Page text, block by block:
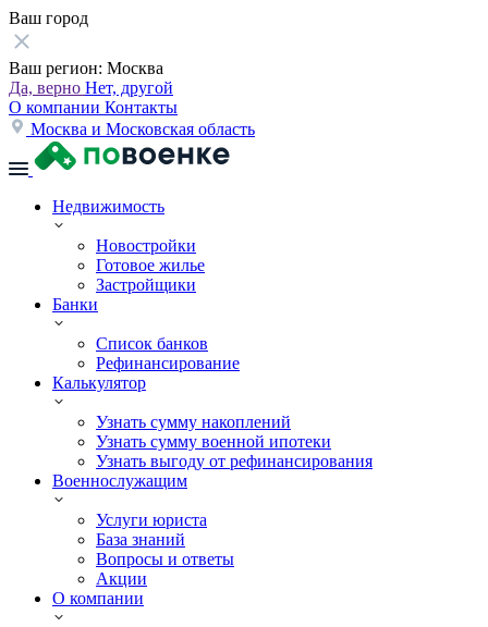
Ваш город
Ваш регион: Москва
Да, верно Нет, другой
О компании Контакты
Москва и Московская область
Недвижимость
Новостройки
Готовое жилье
Застройщики
Банки
Список банков
Рефинансирование
Калькулятор
Узнать сумму накоплений
Узнать сумму военной ипотеки
Узнать выгоду от рефинансирования
Военнослужащим
Услуги юриста
База знаний
Вопросы и ответы
Акции
О компании